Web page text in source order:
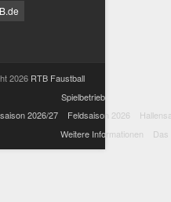
2026 RTB Faustball
Spielbetrieb
2026/27
Feldsaison 2026
Weitere Informationen
Das